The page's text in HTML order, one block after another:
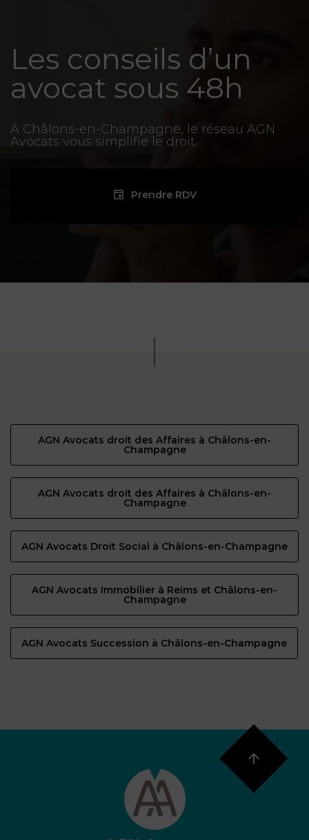
Les conseils d’un
avocat sous 48h
À Châlons-en-Champagne, le réseau AGN
Avocats vous simplifie le droit.
Prendre RDV
AGN Avocats droit des Affaires à Châlons-en-
Champagne
AGN Avocats droit des Affaires à Châlons-en-
Champagne
AGN Avocats Droit Social à Châlons-en-Champagne
AGN Avocats Immobilier à Reims et Châlons-en-
Champagne
AGN Avocats Succession à Châlons-en-Champagne